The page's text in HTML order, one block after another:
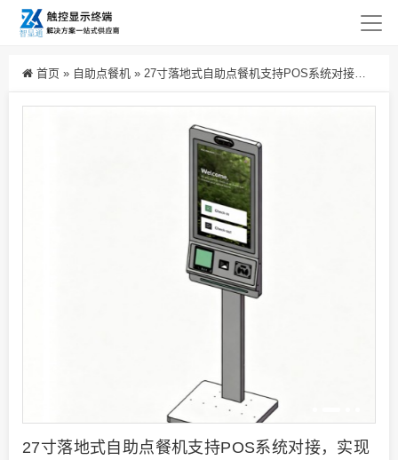
首页 » 自助点餐机 » 27寸落地式自助点餐机支持POS系统对接，实现数据互通
27寸落地式自助点餐机支持POS系统对接，实现